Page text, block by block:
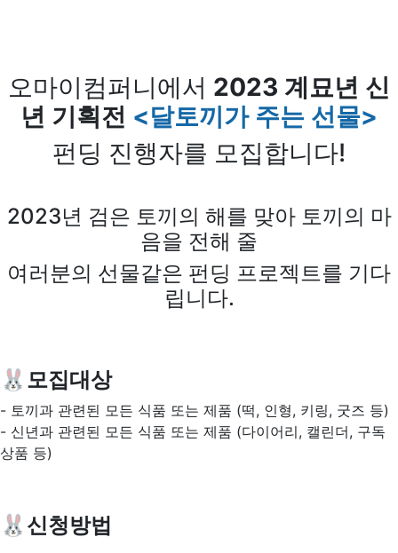
오마이컴퍼니에서 2023 계묘년 신
년 기획전 <달토끼가 주는 선물>
펀딩 진행자를 모집합니다!
2023년 검은 토끼의 해를 맞아 토끼의 마
음을 전해 줄
여러분의 선물같은 펀딩 프로젝트를 기다
립니다.
🐰모집대상
- 토끼과 관련된 모든 식품 또는 제품 (떡, 인형, 키링, 굿즈 등)
- 신년과 관련된 모든 식품 또는 제품 (다이어리, 캘린더, 구독
상품 등)
🐰신청방법